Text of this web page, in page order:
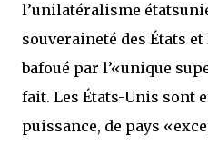
l’unilatéralisme
souveraineté des États
bafoué par l’«unique
fait. Les États-Unis sont
puissance, de pays